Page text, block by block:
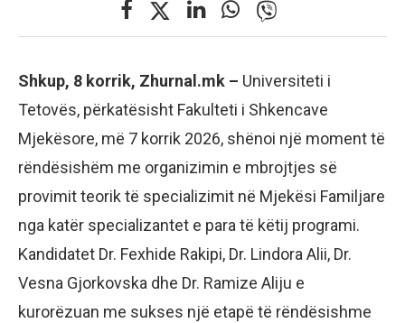
Shkup, 8 korrik, Zhurnal.mk – Universiteti i
Tetovës, përkatësisht Fakulteti i Shkencave
Mjekësore, më 7 korrik 2026, shënoi një moment të
rëndësishëm me organizimin e mbrojtjes së
provimit teorik të specializimit në Mjekësi Familjare
nga katër specializantet e para të këtij programi.
Kandidatet Dr. Fexhide Rakipi, Dr. Lindora Alii, Dr.
Vesna Gjorkovska dhe Dr. Ramize Aliju e
kurorëzuan me sukses një etapë të rëndësishme